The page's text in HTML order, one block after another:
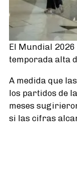
El Mundial
temporada alta
A medida que
los partidos de
meses
si las cifras